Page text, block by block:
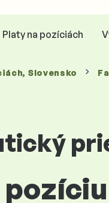
Platy na pozíciách
, Slovensko